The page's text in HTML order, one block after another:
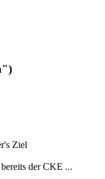
Ziel
der CKE ...